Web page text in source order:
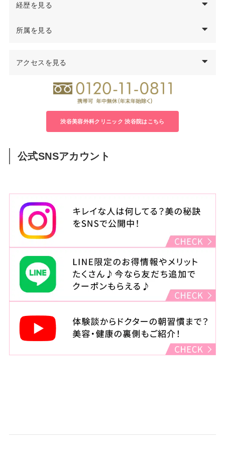
経歴を見る
00年 千葉大学医学部付属病院形成外科勤務
千葉大学大学院修了 医学博士号取得
渋谷美容外科クリニック立川院 院長就任
渋谷美容外科クリニック渋谷院 院長就任
所属を見る
日本形成外科学会 形成外科専門医
日本頭蓋顎顔面外科学会会員
アクセスを見る
住所
渋谷西村總本店ビル4F
診療時間
月・木・金（祝日をのぞく）
：11:00～14:00 15:00～23:00
火・水
土・日・祝
：10:00～14:00 15:00～19:00
渋谷美容外科クリニック 渋谷院はこちら
公式SNSアカウント